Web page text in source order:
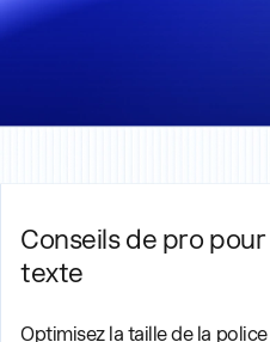
Conseils de pro
texte
Optimisez la taille de la